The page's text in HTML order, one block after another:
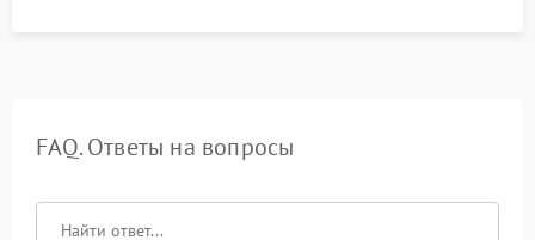
FAQ. Ответы на вопросы